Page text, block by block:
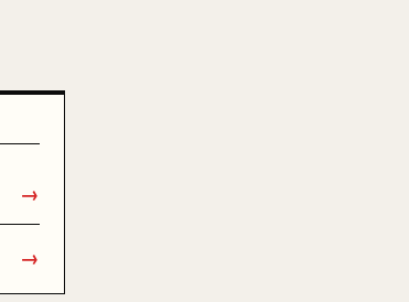
→
→